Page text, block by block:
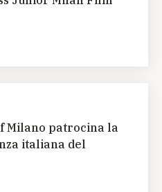
Milano patrocina la
italiana del